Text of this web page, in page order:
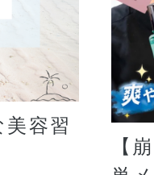
容習
【